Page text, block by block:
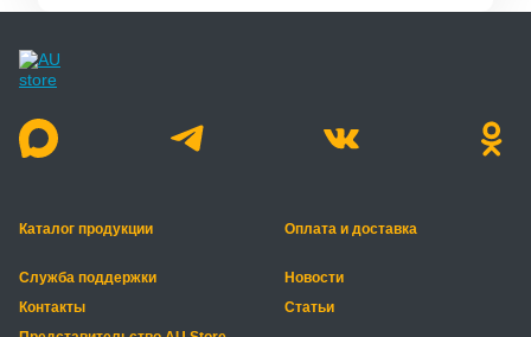
Каталог продукции Оплата и доставка
Служба поддержки
Новости
Контакты
Статьи